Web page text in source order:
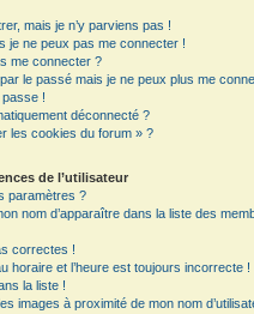
mais je n’y parviens pas !
je ne peux pas me connecter !
me connecter ?
le passé mais je ne peux plus me
passe !
déconnecté ?
les cookies du forum » ?
de l’utilisateur
paramètres ?
nom d’apparaître dans la liste des
correctes !
horaire et l’heure est toujours incorrecte !
la liste !
images à proximité de mon nom